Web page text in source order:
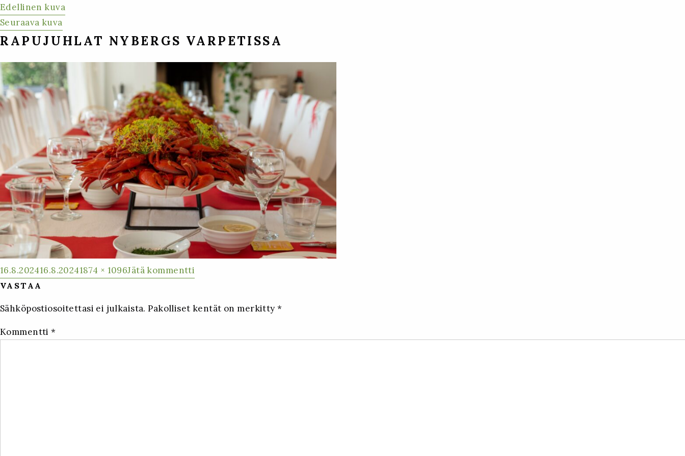
Edellinen kuva
Seuraava kuva
RAPUJUHLAT NYBERGS VARPETISSA
Julkaistu
16.8.202416.8.2024Täysikokoinen
1874 × 1096Jätä kommentti
Varpetissa
VASTAA
Sähköpostiosoitettasi ei julkaista. Pakolliset kentät on merkitty*
Kommentti*